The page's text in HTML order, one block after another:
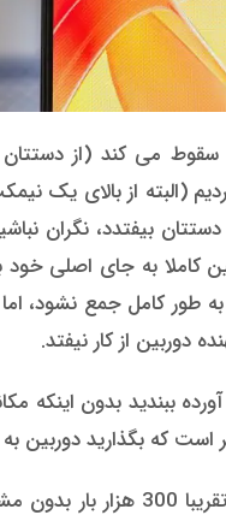
می کند (از
(البته از بالای یک
بیفتدد، نگران
به جای اصلی خود
طور کامل جمع نشود،
دوربین از کار نیفتد.
ببندید بدون اینکه
است که بگذارید
شیائومی این قول را داده است که